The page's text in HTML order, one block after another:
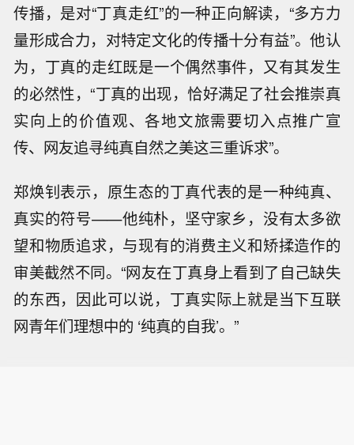
传播，是对“丁真走红”的一种正向解读，“多方力
量形成合力，对特定文化的传播十分有益”。他认
为，丁真的走红既是一个偶然事件，又有其发生
的必然性，“丁真的出现，恰好满足了社会推崇真
实向上的价值观、各地文旅需要切入点推广宣
传、网友追寻纯真自然之美这三重诉求”。
郑焕钊表示，原生态的丁真代表的是一种纯真、
真实的符号——他纯朴，坚守家乡，没有太多欲
望和物质追求，与现有的消费主义和矫揉造作的
审美截然不同。“网友在丁真身上看到了自己缺失
的东西，因此可以说，丁真实际上就是当下互联
网青年们理想中的 ‘纯真的自我’。”